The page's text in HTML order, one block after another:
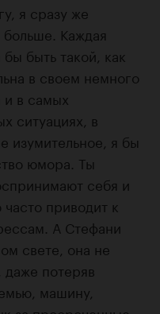
я сразу же
Каждая
быть такой, как
в своем немного
и в самых
ситуациях, в
изумительное, я бы
юмора. Ты
себя и
приводит к
А Стефани
свете, она не
даже потеряв
машину,